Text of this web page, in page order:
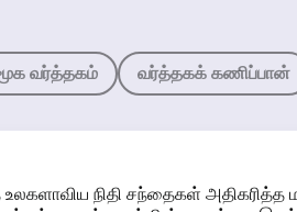
வர்த்தகம் வர்த்தகக் கணிப்பான்
நிதி சந்தைகள்